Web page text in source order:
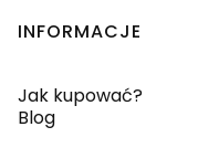
INFORMACJE
Jak kupować?
Blog